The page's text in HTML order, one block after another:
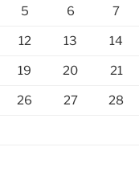
5 6 7
12 13 14
19 20 21
26 27 28